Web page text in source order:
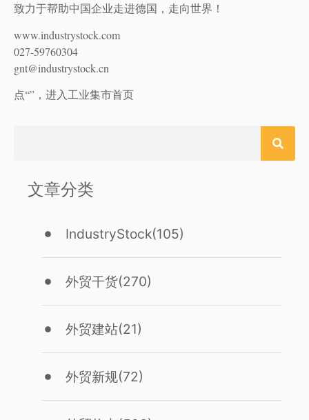
致力于帮助中国企业走进德国，走向世界！
www.industrystock.com
027-59760304
gnt@industrystock.cn
点“”，进入工业集市首页
文章分类
IndustryStock(105)
外贸干货(270)
外贸建站(21)
外贸新规(72)